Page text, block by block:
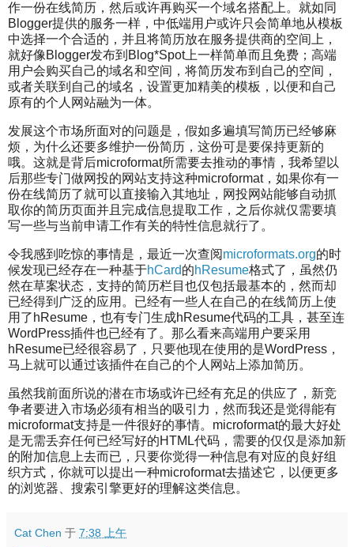
作一份在线简历，然后或许再购买一个域名搭配上。就如同
Blogger提供的服务一样，中低端用户或许只会简单地从模板
中选择一个合适的，并且将简历放在服务提供商的空间上，
就好像Blogger发布到Blog*Spot上一样简单而且免费；高端
用户会购买自己的域名和空间，将简历发布到自己的空间，
或者关联到自己的域名，设置更加精美的模板，以便和自己
原有的个人网站融为一体。
发展这个市场所面对的问题是，假如多遍填写简历已经够麻
烦，为什么还要多维护一份简历，这份可是要保持更新的
哦。这就是背后microformat所需要去推动的事情，我希望以
后那些专门做网投的网站支持这种microformat，如果你有一
份在线简历了就可以直接输入其地址，网投网站能够自动抓
取你的简历页面并且完成信息提取工作，之后你就仅需要填
写一些与当前申请工作有关的特性信息就行了。
令我感到吃惊的事情是，最近一次查阅microformats.org的时
候发现已经存在一种基于hCard的hResume格式了，虽然仍
然在草案状态，支持的简历栏目也仅包括最基本的，然而却
已经得到广泛的应用。已经有一些人在自己的在线简历上使
用了hResume，也有专门生成hResume代码的工具，甚至连
WordPress插件也已经有了。那么看来高端用户要采用
hResume已经很容易了，只要他现在使用的是WordPress，
马上就可以通过该插件在自己的个人网站上添加简历。
虽然我前面所说的潜在市场或许已经有充足的供应了，新竞
争者要进入市场必须有相当的吸引力，然而我还是觉得能有
microformat支持是一件很好的事情。microformat的最大好处
是无需丢弃任何已经写好的HTML代码，需要的仅仅是添加新
的附加信息上去而已，只要你觉得一种信息有对应的良好组
织方式，你就可以提出一种microformat去描述它，以便更多
的浏览器、搜索引擎更好的理解这类信息。
Cat Chen 于 7:38 上午